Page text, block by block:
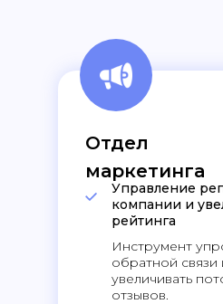
Отдел
маркетинга
Инструмент
обратной связи
увеличивать
отзывов.
Управление
компании и
рейтинга